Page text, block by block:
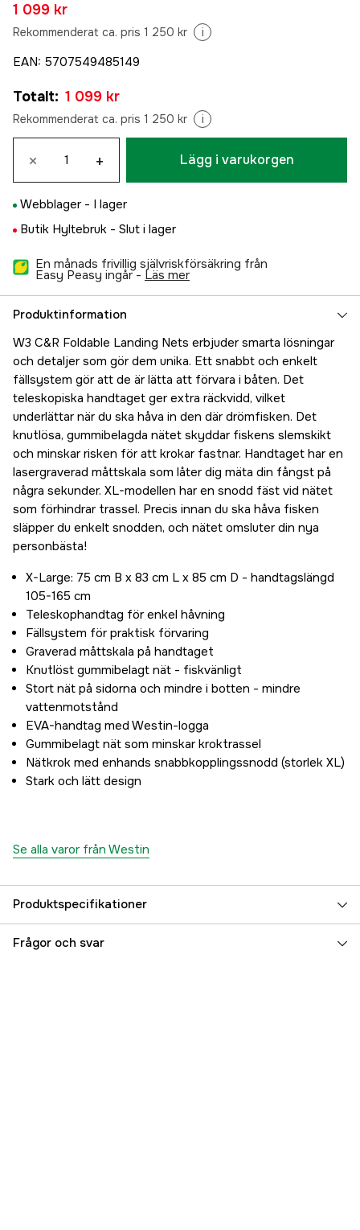
1 099 kr
Rekommenderat ca. pris 1 250 kr i
EAN: 5707549485149
Totalt: 1 099 kr
Rekommenderat ca. pris 1 250 kr i
× + Lägg i varukorgen
Webblager - I lager
Butik Hyltebruk - Slut i lager
En månads frivillig självriskförsäkring från
Easy Peasy ingår - läs mer
Produktinformation
W3 C&R Foldable Landing Nets erbjuder smarta lösningar
och detaljer som gör dem unika. Ett snabbt och enkelt
fällsystem gör att de är lätta att förvara i båten. Det
teleskopiska handtaget ger extra räckvidd, vilket
underlättar när du ska håva in den där drömfisken. Det
knutlösa, gummibelagda nätet skyddar fiskens slemskikt
och minskar risken för att krokar fastnar. Handtaget har en
lasergraverad måttskala som låter dig mäta din fångst på
några sekunder. XL-modellen har en snodd fäst vid nätet
som förhindrar trassel. Precis innan du ska håva fisken
släpper du enkelt snodden, och nätet omsluter din nya
personbästa!
X-Large: 75 cm B x 83 cm L x 85 cm D - handtagslängd
105-165 cm
Teleskophandtag för enkel håvning
Fällsystem för praktisk förvaring
Graverad måttskala på handtaget
Knutlöst gummibelagt nät - fiskvänligt
Stort nät på sidorna och mindre i botten - mindre
vattenmotstånd
EVA-handtag med Westin-logga
Gummibelagt nät som minskar kroktrassel
Nätkrok med enhands snabbkopplingssnodd (storlek XL)
Stark och lätt design
Se alla varor från Westin
Produktspecifikationer
Referensnummer 5000049230
Frågor och svar